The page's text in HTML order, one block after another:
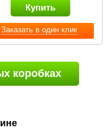
Заказать в один клик
Купить
коробках